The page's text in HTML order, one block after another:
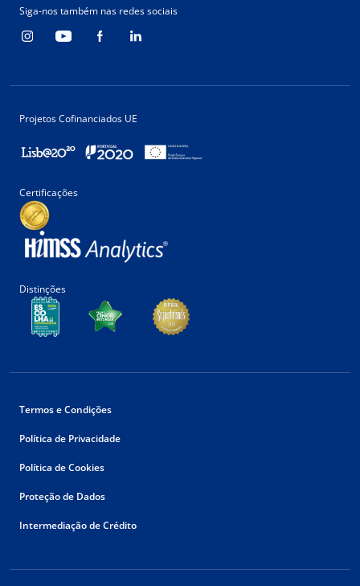
Siga-nos também nas redes sociais
Projetos Cofinanciados UE
Certificações
Distinções
Termos e Condições
Política de Privacidade
Política de Cookies
Proteção de Dados
Intermediação de Crédito